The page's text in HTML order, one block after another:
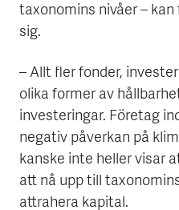
taxonomins nivåer –
sig.
– Allt fler fonder,
olika former av
investeringar. Företag
negativ påverkan på
kanske inte heller visar
att nå upp till
attrahera kapital.